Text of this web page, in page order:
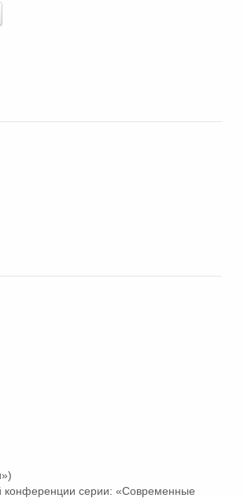
конференции серии: «Современные